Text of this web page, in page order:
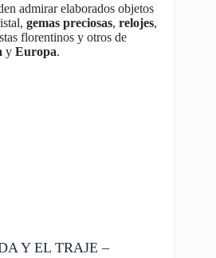
admirar elaborados objetos
gemas preciosas, relojes,
florentinos y otros de
y Europa.
Y EL TRAJE –